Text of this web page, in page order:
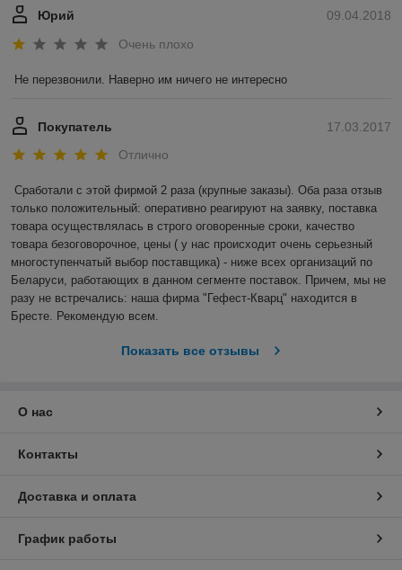
09.04.2018
Юрий
Очень плохо
Не перезвонили. Наверно им ничего не интересно
17.03.2017
Покупатель
Отлично
Сработали с этой фирмой 2 раза (крупные заказы). Оба раза отзыв
только положительный: оперативно реагируют на заявку, поставка
товара осуществлялась в строго оговоренные сроки, качество
товара безоговорочное, цены ( у нас происходит очень серьезный
многоступенчатый выбор поставщика) - ниже всех организаций по
Беларуси, работающих в данном сегменте поставок. Причем, мы не
разу не встречались: наша фирма "Гефест-Кварц" находится в
Бресте. Рекомендую всем.
Показать все отзывы
О нас
Контакты
Доставка и оплата
График работы